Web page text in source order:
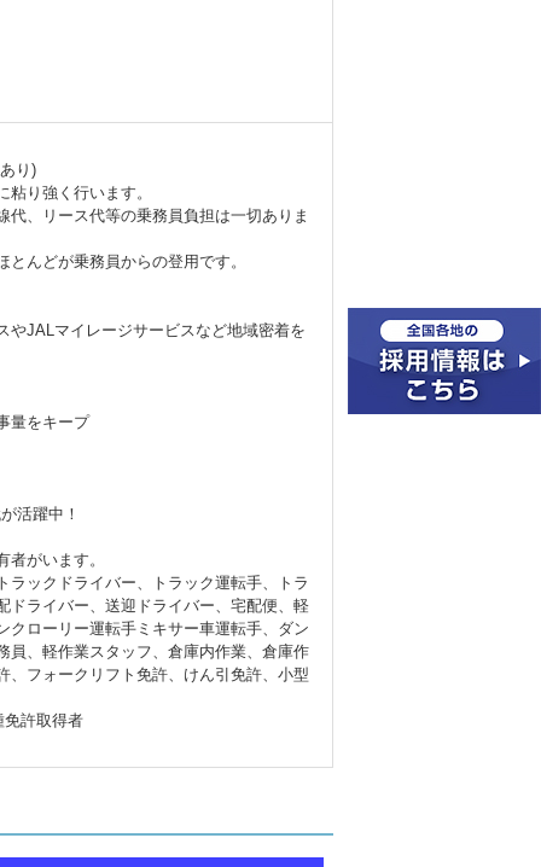
り)
り強く行います。
、リース代等の乗務員負担は一切ありま
んどが乗務員からの登用です。
JALマイレージサービスなど地域密着を
量をキープ
活躍中！
がいます。
ックドライバー、トラック運転手、トラ
ドライバー、送迎ドライバー、宅配便、軽
クローリー運転手ミキサー車運転手、ダン
員、軽作業スタッフ、倉庫内作業、倉庫作
、フォークリフト免許、けん引免許、小型
免許取得者